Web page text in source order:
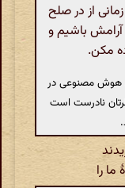
از در صلح
باشیم و
مکن.
هوش مصنوعی در
نادرست است
را